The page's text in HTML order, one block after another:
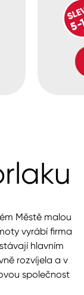
Městě malou
vyrábí firma
hlavním
rozvíjela a v
společnost